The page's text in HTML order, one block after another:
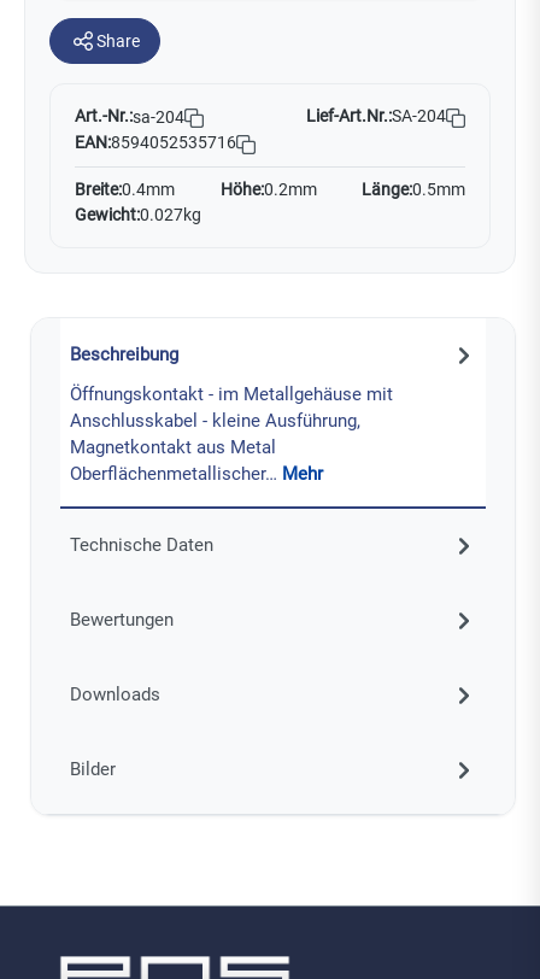
Share
Art.-Nr.:sa-204 Lief-Art.Nr.:SA-204
EAN:8594052535716
Breite:0.4mm Höhe:0.2mm Länge:0.5mm
Gewicht:0.027kg
Beschreibung
Öffnungskontakt - im Metallgehäuse mit
Anschlusskabel - kleine Ausführung,
Magnetkontakt aus Metal
Oberflächenmetallischer… Mehr
Technische Daten
Bewertungen
Downloads
Bilder